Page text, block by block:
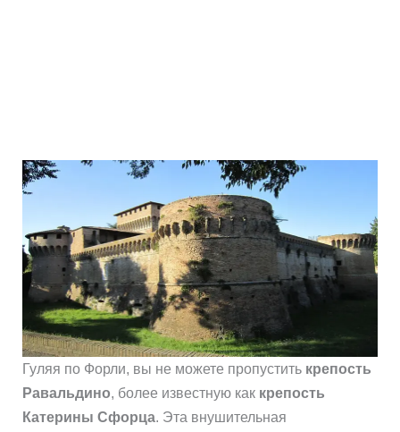
Гуляя по Форли, вы не можете пропустить крепость
Равальдино, более известную как крепость
Катерины Сфорца. Эта внушительная